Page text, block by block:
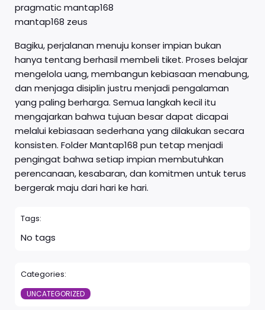
pragmatic mantap168
mantap168 zeus
Bagiku, perjalanan menuju konser impian bukan
hanya tentang berhasil membeli tiket. Proses belajar
mengelola uang, membangun kebiasaan menabung,
dan menjaga disiplin justru menjadi pengalaman
yang paling berharga. Semua langkah kecil itu
mengajarkan bahwa tujuan besar dapat dicapai
melalui kebiasaan sederhana yang dilakukan secara
konsisten. Folder Mantap168 pun tetap menjadi
pengingat bahwa setiap impian membutuhkan
perencanaan, kesabaran, dan komitmen untuk terus
bergerak maju dari hari ke hari.
Tags:
No tags
Categories:
UNCATEGORIZED